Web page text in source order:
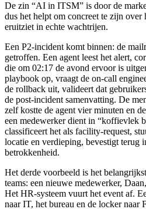
De zin “AI in ITSM” is door de
dus het helpt om concreet te zijn over
eruitziet in echte wachtrijen.
Een P2-incident komt binnen: de
getroffen. Een agent leest het alert,
die om 02:17 de avond ervoor is
playbook op, vraagt de on-call
de rollback uit, valideert dat
de post-incident samenvatting. De
zelf kostte de agent vier minuten en
een medewerker dient in “koffievlek
classificeert het als facility-request,
locatie en verdieping, bevestigt terug
betrokkenheid.
Het derde voorbeeld is het
teams: een nieuwe medewerker,
Het HR-systeem vuurt het event af.
naar IT, het bureau en de locker naar